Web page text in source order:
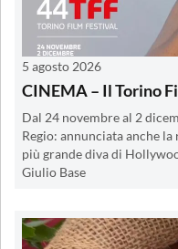
5 agosto 2026
CINEMA – Il Torino
Dal 24 novembre al 2
Regio: annunciata anche
più grande diva di
Giulio Base